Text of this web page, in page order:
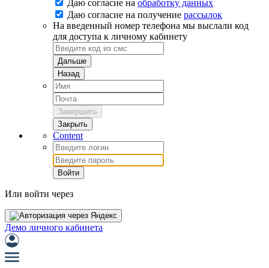
Даю согласие на обработку данных
Даю согласие на получение рассылок
На введенный номер телефона мы выслали код
для доступа к личному кабинету
Дальше
Назад
Завершить
Закрыть
Content
Войти
Или войти через
Демо личного кабинета